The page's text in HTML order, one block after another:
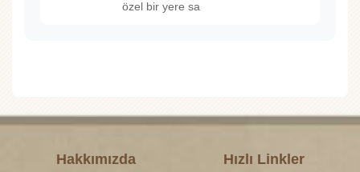
özel bir yere sa
Hakkımızda Hızlı Linkler